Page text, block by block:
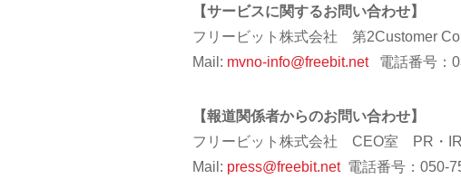
【サービスに関するお問い合わせ】
フリービット株式会社 第2Customer
Mail: mvno-info@freebit.net電話番号：
【報道関係者からのお問い合わせ】
フリービット株式会社 CEO室 PR・IR
Mail: press@freebit.net電話番号：050-